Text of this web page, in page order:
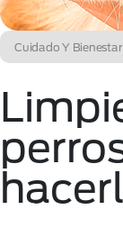
Cuidado Y Bienestar